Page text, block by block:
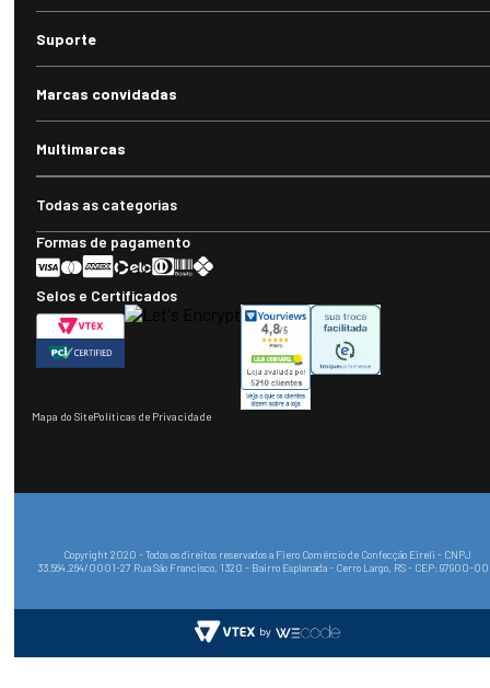
Suporte
Marcas convidadas
Multimarcas
Todas as categorias
Formas de pagamento
Selos e Certificados
Mapa do SitePolíticas de Privacidade
Copyright 2020 - Todos os direitos reservados a Fiero Comércio de Confecção Eireli - CNPJ
33.564.264/0001-27 Rua São Francisco, 1320 - Bairro Esplanada - Cerro Largo, RS - CEP: 97900-